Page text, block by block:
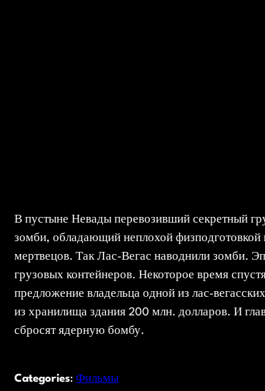
В пустыне Невады перевозивший секретный
зомби, обладающий неплохой
мертвецов. Так Лас-Вегас наводнили зомби.
грузовых контейнеров. Некоторое время
предложение владельца одной из лас-
из хранилища здания 200 млн. долларов. И
сбросят ядерную бомбу.
Categories: Фильмы